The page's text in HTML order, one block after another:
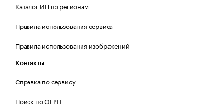
Каталог ИП по регионам
Правила использования сервиса
Правила использования изображений
Контакты
Справка по сервису
Поиск по ОГРН